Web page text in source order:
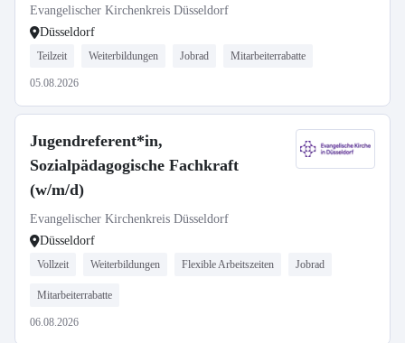
Evangelischer Kirchenkreis Düsseldorf
Düsseldorf
Teilzeit Weiterbildungen Jobrad Mitarbeiterrabatte
05.08.2026
Jugendreferent*in,
Sozialpädagogische Fachkraft
(w/m/d)
Evangelischer Kirchenkreis Düsseldorf
Düsseldorf
Vollzeit Weiterbildungen Flexible Arbeitszeiten Jobrad
Mitarbeiterrabatte
06.08.2026